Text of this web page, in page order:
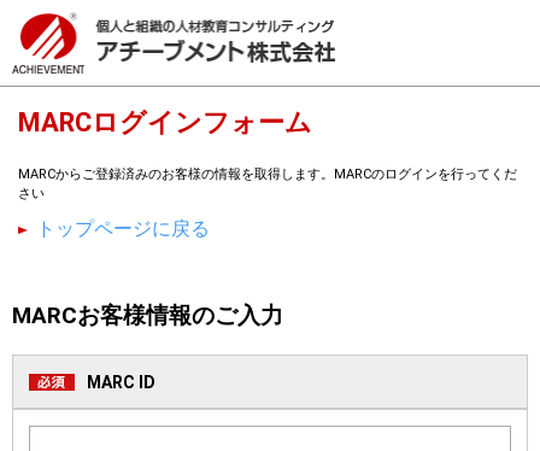
MARCログインフォーム
MARCからご登録済みのお客様の情報を取得します。MARCのログインを行ってくだ
さい
トップページに戻る
MARCお客様情報のご入力
MARC ID